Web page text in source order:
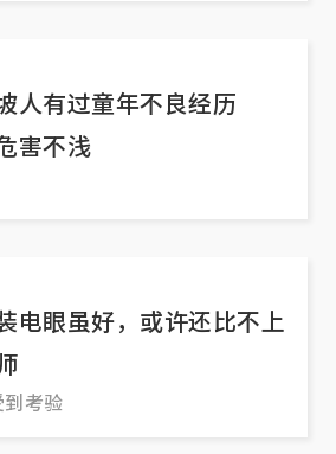
人有过童年不良经历
害不浅
电眼虽好，或许还比不上
考验